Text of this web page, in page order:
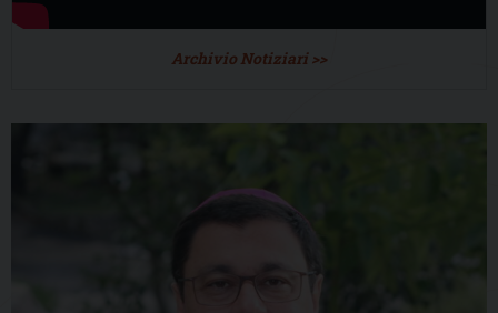
Archivio Notiziari >>